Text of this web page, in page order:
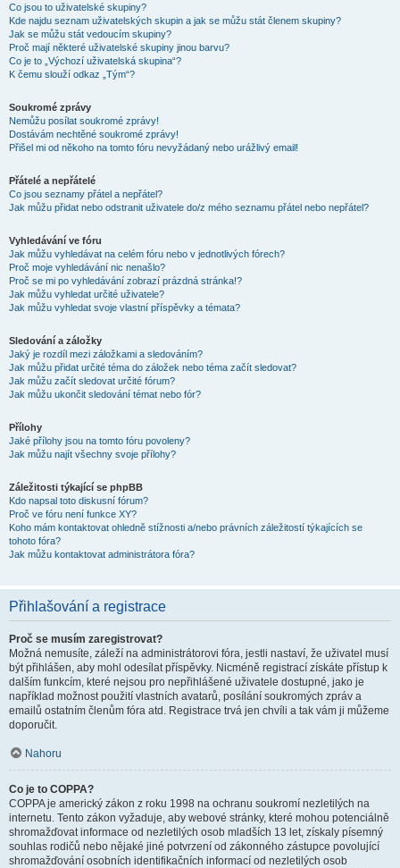
Co jsou to uživatelské skupiny?
Kde najdu seznam uživatelských skupin a jak se můžu stát členem skupiny?
Jak se můžu stát vedoucím skupiny?
Proč mají některé uživatelské skupiny jinou barvu?
Co je to „Výchozí uživatelská skupina“?
K čemu slouží odkaz „Tým“?
Soukromé zprávy
Nemůžu posílat soukromé zprávy!
Dostávám nechtěné soukromé zprávy!
Přišel mi od někoho na tomto fóru nevyžádaný nebo urážlivý email!
Přátelé a nepřátelé
Co jsou seznamy přátel a nepřátel?
Jak můžu přidat nebo odstranit uživatele do/z mého seznamu přátel nebo nepřátel?
Vyhledávání ve fóru
Jak můžu vyhledávat na celém fóru nebo v jednotlivých fórech?
Proč moje vyhledávání nic nenašlo?
Proč se mi po vyhledávání zobrazí prázdná stránka!?
Jak můžu vyhledat určité uživatele?
Jak můžu vyhledat svoje vlastní příspěvky a témata?
Sledování a záložky
Jaký je rozdíl mezi záložkami a sledováním?
Jak můžu přidat určité téma do záložek nebo téma začít sledovat?
Jak můžu začít sledovat určité fórum?
Jak můžu ukončit sledování témat nebo fór?
Přílohy
Jaké přílohy jsou na tomto fóru povoleny?
Jak můžu najít všechny svoje přílohy?
Záležitosti týkající se phpBB
Kdo napsal toto diskusní fórum?
Proč ve fóru není funkce XY?
Koho mám kontaktovat ohledně stížnosti a/nebo právních záležitostí týkajících se
tohoto fóra?
Jak můžu kontaktovat administrátora fóra?
Přihlašování a registrace
Proč se musím zaregistrovat?
Možná nemusíte, záleží na administrátorovi fóra, jestli nastaví, že uživatel musí
být přihlášen, aby mohl odesílat příspěvky. Nicméně registrací získáte přístup k
dalším funkcím, které nejsou pro nepřihlášené uživatele dostupné, jako je
například možnost použití vlastních avatarů, posílání soukromých zpráv a
emailů ostatním členům fóra atd. Registrace trvá jen chvíli a tak vám ji můžeme
doporučit.
Nahoru
Co je to COPPA?
COPPA je americký zákon z roku 1998 na ochranu soukromí nezletilých na
internetu. Tento zákon vyžaduje, aby webové stránky, které mohou potenciálně
shromažďovat informace od nezletilých osob mladších 13 let, získaly písemný
souhlas rodičů nebo nějaké jiné potvrzení od zákonného zástupce povolující
shromažďování osobních identifikačních informací od nezletilých osob